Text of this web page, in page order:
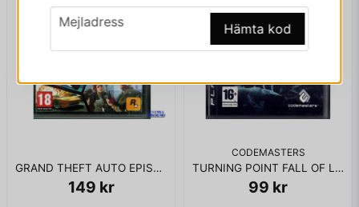
GRAND THEFT AUTO EPISODES FROM LIBERTY CITY PS3
149 kr
CODEMASTERS
TURNING POINT FALL OF LIBERTY PS3
99 kr
email
Mejladress Hämta kod